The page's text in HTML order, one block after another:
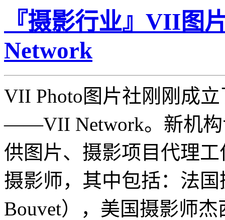
『摄影行业』VII图
Network
VII Photo图片社刚刚成
——VII Network。新机构
供图片、摄影项目代理
摄影师，其中包括：法
Bouvet），美国摄影师杰